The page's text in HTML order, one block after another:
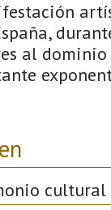
al
cultural